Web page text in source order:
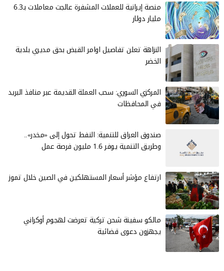
منصة إيرانية للعملات المشفرة عالجت معاملات بـ6.3
مليار دولار
النزاهة تعلن تفاصيل اوامر القبض بحق مديري بلدية
الخضر
المركزي السوري: سحب العملة القديمة عبر منافذ البريد
في المحافظات
صندوق العراق للتنمية: النفط تحول إلى «مخدر»..
وطريق التنمية يوفر 1.6 مليون فرصة عمل
ارتفاع مؤشر أسعار المستهلكين في الصين خلال تموز
مالكو سفينة شحن تركية تعرضت لهجوم أوكراني
يجهزون دعوى قضائية